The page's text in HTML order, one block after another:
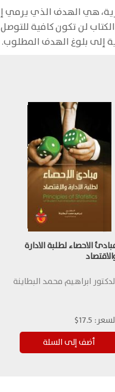
هي الهدف الذي يرمي
لن تكون كافية
إلى بلوغ الهدف المطلوب.
الاحصاء لطلبة الادارة
ابراهيم محمد البطاينة
17.5$